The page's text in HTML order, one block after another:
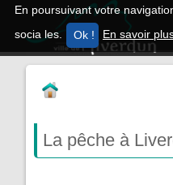
En poursuivant votre
socia les.
En savoir
La pêche à